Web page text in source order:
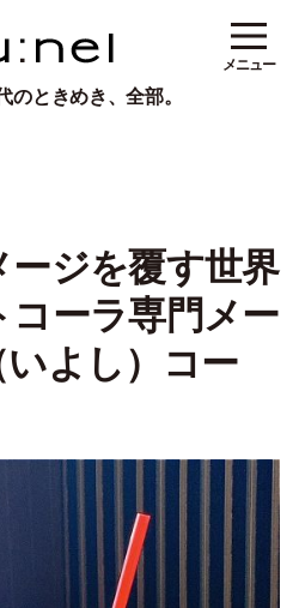
ときめき、全部。
メニュー
ージを覆す世界
ーラ専門メー
よし）コー